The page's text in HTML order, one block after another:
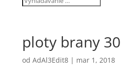
ploty brany 30
od AdAl3Edit8| mar 1, 2018